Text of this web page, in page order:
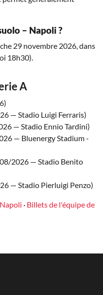
– Napoli ?
29 novembre 2026, dans
18h30).
A
— Stadio Luigi Ferraris)
— Stadio Ennio Tardini)
— Bluenergy Stadium -
2026 — Stadio Benito
— Stadio Pierluigi Penzo)
· Billets de l'équipe de